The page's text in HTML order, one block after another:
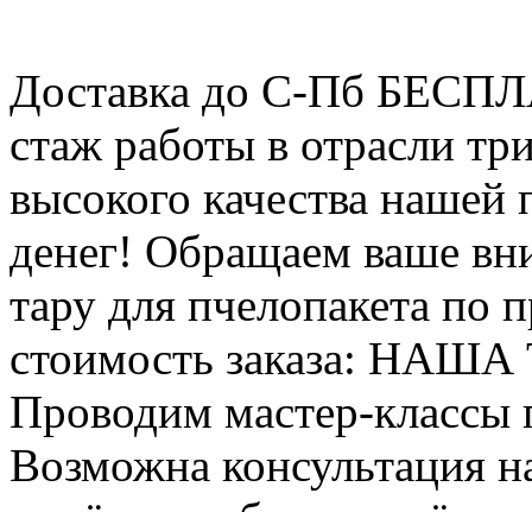
Доставка до С-Пб
стаж работы в отрасли
высокого качества
денег! Обращаем ваше
тару для пчелопакета по
стоимость заказа:
Проводим мастер-классы
Возможна консультация